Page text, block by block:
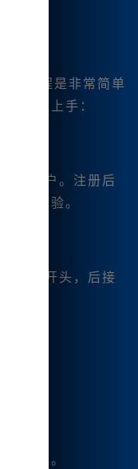
用过程是非常简单
快速上手：
注册账户。注册后
作体验。
以“/”开头，后接
用：
景画。